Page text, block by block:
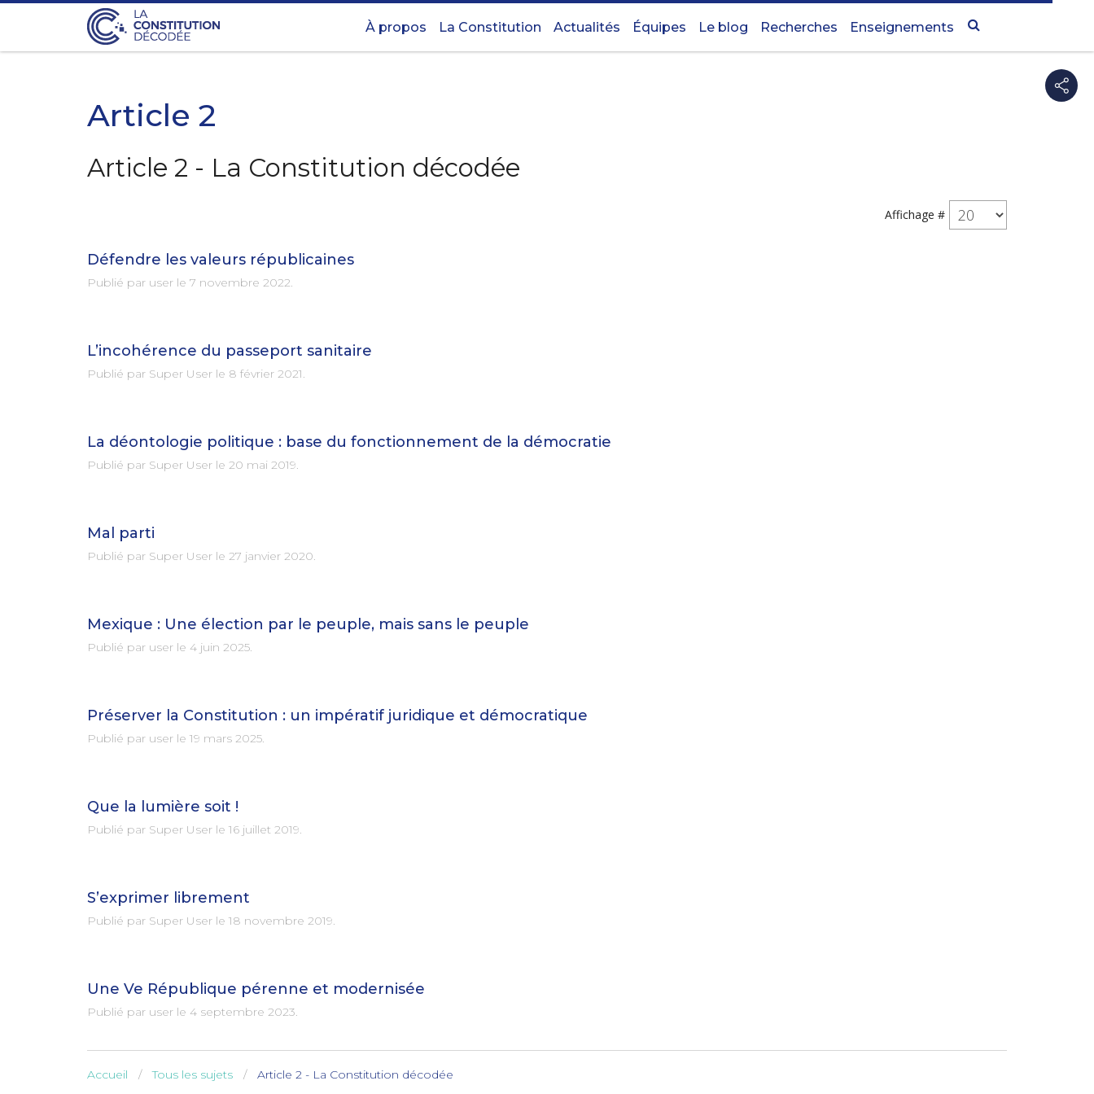
À propos La Constitution Actualités Équipes Le blog Recherches Enseignements
Article 2
Article 2 - La Constitution décodée
Affichage #
Défendre les valeurs républicaines
Publié par user le 7 novembre 2022.
L’incohérence du passeport sanitaire
Publié par Super User le 8 février 2021.
La déontologie politique : base du fonctionnement de la démocratie
Publié par Super User le 20 mai 2019.
Mal parti
Publié par Super User le 27 janvier 2020.
Mexique : Une élection par le peuple, mais sans le peuple
Publié par user le 4 juin 2025.
Préserver la Constitution : un impératif juridique et démocratique
Publié par user le 19 mars 2025.
Que la lumière soit !
Publié par Super User le 16 juillet 2019.
S’exprimer librement
Publié par Super User le 18 novembre 2019.
Une Ve République pérenne et modernisée
Publié par user le 4 septembre 2023.
Accueil Tous les sujets Article 2 - La Constitution décodée